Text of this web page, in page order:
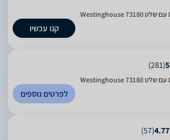
קנו עכשיו
5
(
281
)
לפרטים נוספים
4.77
(
57
)